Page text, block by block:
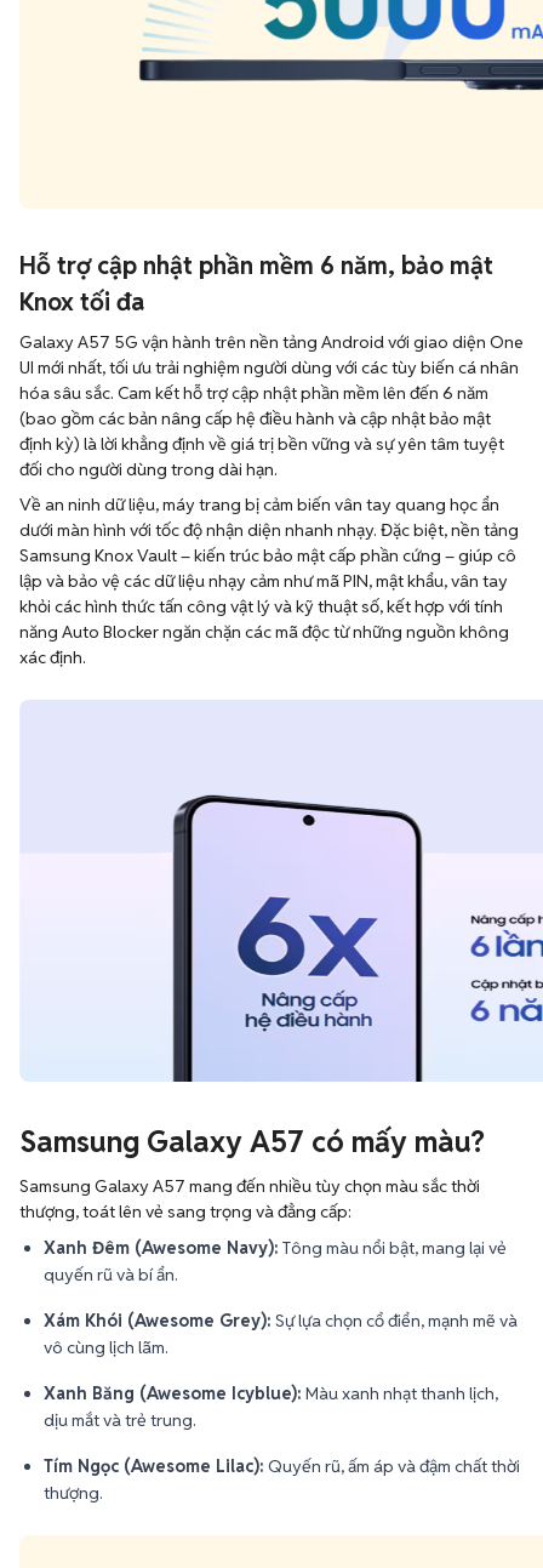
Hỗ trợ cập nhật phần mềm 6 năm, bảo mật
Knox tối đa
Galaxy A57 5G vận hành trên nền tảng Android với giao diện One
UI mới nhất, tối ưu trải nghiệm người dùng với các tùy biến cá nhân
hóa sâu sắc. Cam kết hỗ trợ cập nhật phần mềm lên đến 6 năm
(bao gồm các bản nâng cấp hệ điều hành và cập nhật bảo mật
định kỳ) là lời khẳng định về giá trị bền vững và sự yên tâm tuyệt
đối cho người dùng trong dài hạn.
Về an ninh dữ liệu, máy trang bị cảm biến vân tay quang học ẩn
dưới màn hình với tốc độ nhận diện nhanh nhạy. Đặc biệt, nền tảng
Samsung Knox Vault – kiến trúc bảo mật cấp phần cứng – giúp cô
lập và bảo vệ các dữ liệu nhạy cảm như mã PIN, mật khẩu, vân tay
khỏi các hình thức tấn công vật lý và kỹ thuật số, kết hợp với tính
năng Auto Blocker ngăn chặn các mã độc từ những nguồn không
xác định.
Samsung Galaxy A57 có mấy màu?
Samsung Galaxy A57 mang đến nhiều tùy chọn màu sắc thời
thượng, toát lên vẻ sang trọng và đẳng cấp:
Xanh Đêm (Awesome Navy): Tông màu nổi bật, mang lại vẻ
quyến rũ và bí ẩn.
Xám Khói (Awesome Grey): Sự lựa chọn cổ điển, mạnh mẽ và
vô cùng lịch lãm.
Xanh Băng (Awesome Icyblue): Màu xanh nhạt thanh lịch,
dịu mắt và trẻ trung.
Tím Ngọc (Awesome Lilac): Quyến rũ, ấm áp và đậm chất thời
thượng.